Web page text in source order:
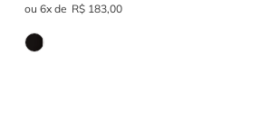
6
R$ 183,00